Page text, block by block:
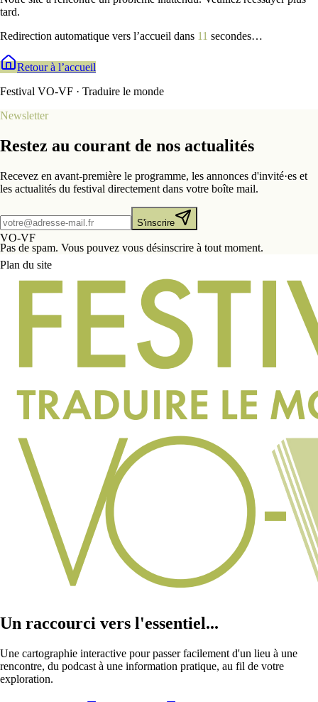
tard.
Redirection automatique vers l’accueil dans 9 secondes…
Retour à l’accueil
Festival VO-VF · Traduire le monde
Newsletter
Restez au courant de nos actualités
Recevez en avant-première le programme, les annonces d'invité·es et
les actualités du festival directement dans votre boîte mail.
S'inscrire
Pas de spam. Vous pouvez vous désinscrire à tout moment.
VO-VF
Plan du site
Un raccourci vers l'essentiel...
Une cartographie interactive pour passer facilement d'un lieu à une
rencontre, du podcast à une information pratique, au fil de votre
exploration.